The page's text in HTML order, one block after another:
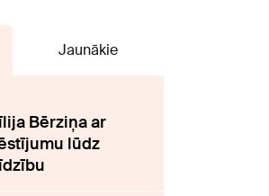
Jaunākie
Bērziņa ar
lūdz